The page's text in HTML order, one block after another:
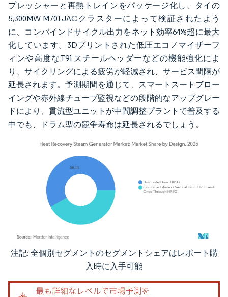
プレッシャーと再熱トレインをパッケージ化し、タイの
5,300MW M701JACクラスターによって検証されたよう
に、コンバインドサイクル出力をネット効率64%超に最大
化しています。3Dプリントされた低圧エコノマイザーフ
ィンや高度なT91スチールヘッダーなどの機能強化によ
り、サイクリングによる疲労が軽減され、サービス間隔が
延長されます。予測期間を通じて、スマートスートブロー
イングや赤外線チューブ監視などの段階的なアップグレー
ドにより、貫流型ユニットが中間調整プラントで普及する
中でも、ドラム型の競争寿命は延長されるでしょう。
画像 © Mordor Intelligence。再利用にはCC BY 4.0の表示が必要です。
注記: 全個別セグメントのセグメントシェアはレポート購
入時に入手可能